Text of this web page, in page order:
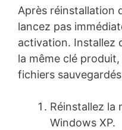
Après réinstallation
lancez pas
activation. Installez
la même clé
fichiers
Réinstallez la
Windows XP.